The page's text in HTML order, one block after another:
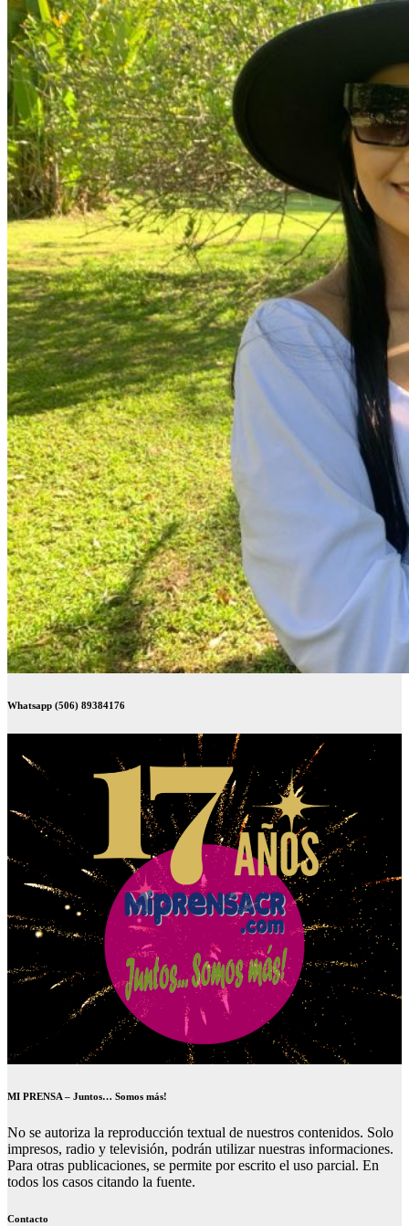
Whatsapp (506) 89384176
MI PRENSA – Juntos… Somos más!
No se autoriza la reproducción textual de nuestros contenidos. Solo
impresos, radio y televisión, podrán utilizar nuestras informaciones.
Para otras publicaciones, se permite por escrito el uso parcial. En
todos los casos citando la fuente.
Contacto